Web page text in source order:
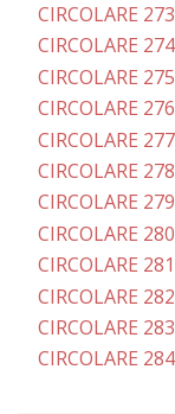
CIRCOLARE 273
CIRCOLARE 274
CIRCOLARE 275
CIRCOLARE 276
CIRCOLARE 277
CIRCOLARE 278
CIRCOLARE 279
CIRCOLARE 280
CIRCOLARE 281
CIRCOLARE 282
CIRCOLARE 283
CIRCOLARE 284